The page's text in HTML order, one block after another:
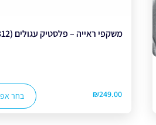
משקפי ראייה – פלסטיק עגולים (2312)
₪249.00 בחר